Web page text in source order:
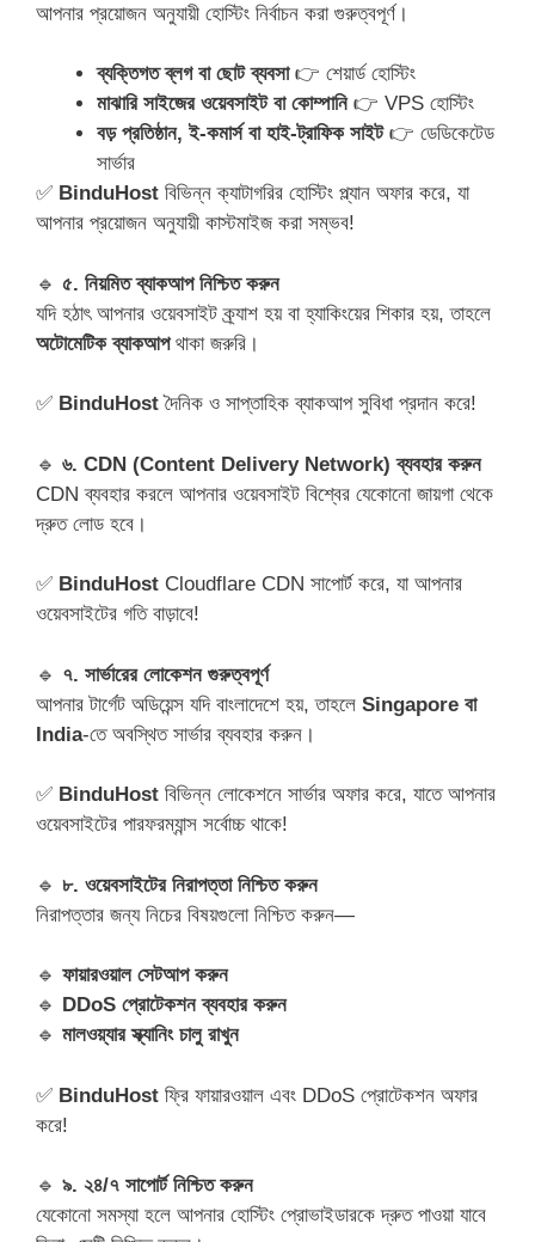
আপনার প্রয়োজন অনুযায়ী হোস্টিং নির্বাচন করা গুরুত্বপূর্ণ।
ব্যক্তিগত ব্লগ বা ছোট ব্যবসা👉 শেয়ার্ড হোস্টিং
মাঝারি সাইজের ওয়েবসাইট বা কোম্পানি👉 VPS হোস্টিং
বড় প্রতিষ্ঠান, ই-কমার্স বা হাই-ট্রাফিক সাইট👉 ডেডিকেটেড
সার্ভার
✅ BinduHost বিভিন্ন ক্যাটাগরির হোস্টিং প্ল্যান অফার করে, যা
আপনার প্রয়োজন অনুযায়ী কাস্টমাইজ করা সম্ভব!
🔹 ৫. নিয়মিত ব্যাকআপ নিশ্চিত করুন
যদি হঠাৎ আপনার ওয়েবসাইট ক্র্যাশ হয় বা হ্যাকিংয়ের শিকার হয়, তাহলে
অটোমেটিক ব্যাকআপথাকা জরুরি।
✅ BinduHostদৈনিক ও সাপ্তাহিক ব্যাকআপ সুবিধা প্রদান করে!
🔹 ৬. CDN (Content Delivery Network) ব্যবহার করুন
CDN ব্যবহার করলে আপনার ওয়েবসাইট বিশ্বের যেকোনো জায়গা থেকে
দ্রুত লোড হবে।
✅ BinduHost Cloudflare CDN সাপোর্ট করে, যা আপনার
ওয়েবসাইটের গতি বাড়াবে!
🔹 ৭. সার্ভারের লোকেশন গুরুত্বপূর্ণ
আপনার টার্গেট অডিয়েন্স যদি বাংলাদেশে হয়, তাহলে Singapore বা
India-তে অবস্থিত সার্ভার ব্যবহার করুন।
✅ BinduHost বিভিন্ন লোকেশনে সার্ভার অফার করে, যাতে আপনার
ওয়েবসাইটের পারফরম্যান্স সর্বোচ্চ থাকে!
🔹 ৮. ওয়েবসাইটের নিরাপত্তা নিশ্চিত করুন
নিরাপত্তার জন্য নিচের বিষয়গুলো নিশ্চিত করুন—
🔹 ফায়ারওয়াল সেটআপ করুন
🔹
DDoS প্রোটেকশন ব্যবহার করুন
🔹 মালওয়্যার স্ক্যানিং চালু রাখুন
✅ BinduHost ফ্রি ফায়ারওয়াল এবং DDoS প্রোটেকশন অফার
করে!
🔹 ৯. ২৪/৭ সাপোর্ট নিশ্চিত করুন
যেকোনো সমস্যা হলে আপনার হোস্টিং প্রোভাইডারকে দ্রুত পাওয়া যাবে